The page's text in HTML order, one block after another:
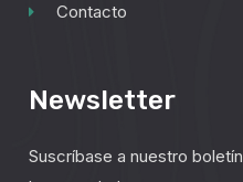
Contacto
Newsletter
Suscríbase a nuestro